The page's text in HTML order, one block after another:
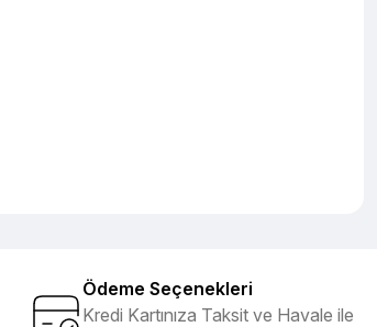
Ödeme Seçenekleri
Kredi Kartınıza Taksit ve Havale ile